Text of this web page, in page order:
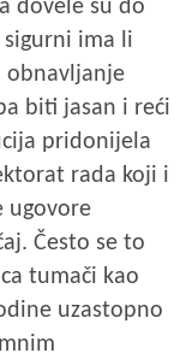
dovele su do
ima li
obnavljanje
biti jasan i reći
pridonijela
rada koji i
ugovore
Često se to
tumači kao
uzastopno